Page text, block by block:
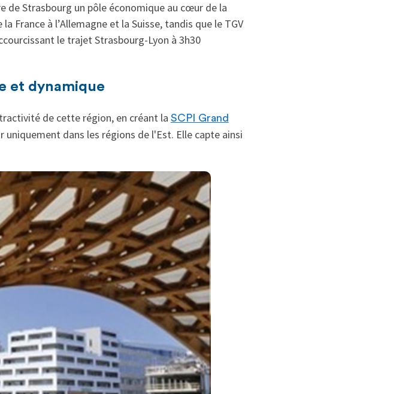
Strasbourg un pôle économique au cœur de la
France à l’Allemagne et la Suisse, tandis que le TGV
le trajet Strasbourg-Lyon à 3h30
et dynamique
de cette région, en créant la SCPI Grand
dans les régions de l'Est. Elle capte ainsi